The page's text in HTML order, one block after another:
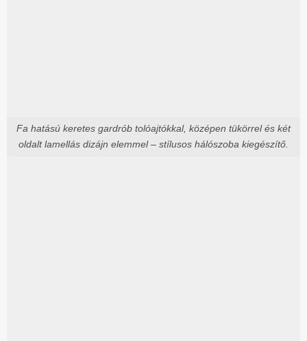
Fa hatású keretes gardrób tolóajtókkal, középen tükörrel és két
oldalt lamellás dizájn elemmel – stílusos hálószoba kiegészítő.